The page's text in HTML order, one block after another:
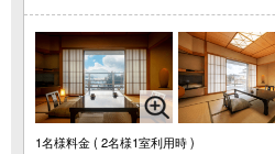
1名様料金( 2名様1室利用時 )